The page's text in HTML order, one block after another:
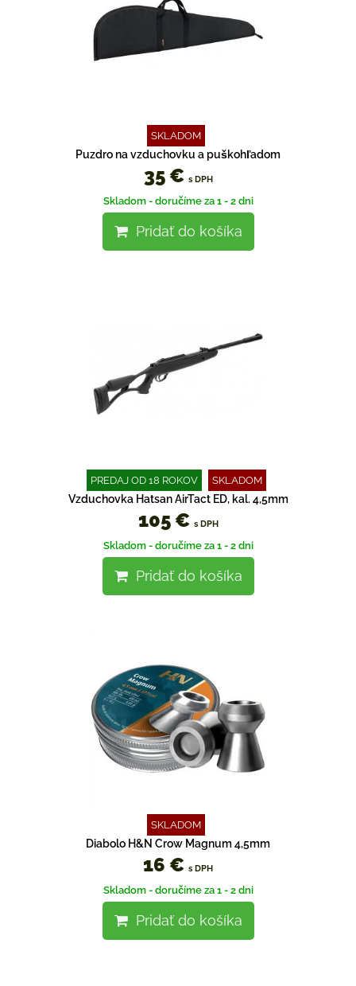
SKLADOM
Puzdro na vzduchovku a puškohľadom
35 € s DPH
Skladom - doručíme za 1 - 2 dni
Pridať do košíka
PREDAJ OD 18 ROKOV SKLADOM
Vzduchovka Hatsan AirTact ED, kal. 4,5mm
105 € s DPH
Skladom - doručíme za 1 - 2 dni
Pridať do košíka
SKLADOM
Diabolo H&N Crow Magnum 4,5mm
16 € s DPH
Skladom - doručíme za 1 - 2 dni
Pridať do košíka